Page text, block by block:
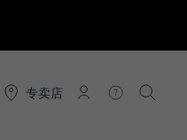
专卖店
连接 帮助 搜索